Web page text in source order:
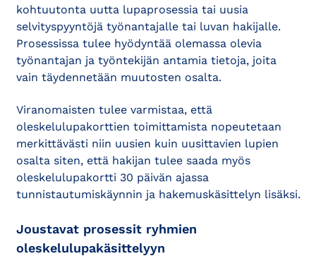
kohtuutonta uutta lupaprosessia tai uusia
selvityspyyntöjä työnantajalle tai luvan hakijalle.
Prosessissa tulee hyödyntää olemassa olevia
työnantajan ja työntekijän antamia tietoja, joita
vain täydennetään muutosten osalta.
Viranomaisten tulee varmistaa, että
oleskelulupakorttien toimittamista nopeutetaan
merkittävästi niin uusien kuin uusittavien lupien
osalta siten, että hakijan tulee saada myös
oleskelulupakortti 30 päivän ajassa
tunnistautumiskäynnin ja hakemuskäsittelyn lisäksi.
Joustavat prosessit ryhmien
oleskelulupakäsittelyyn